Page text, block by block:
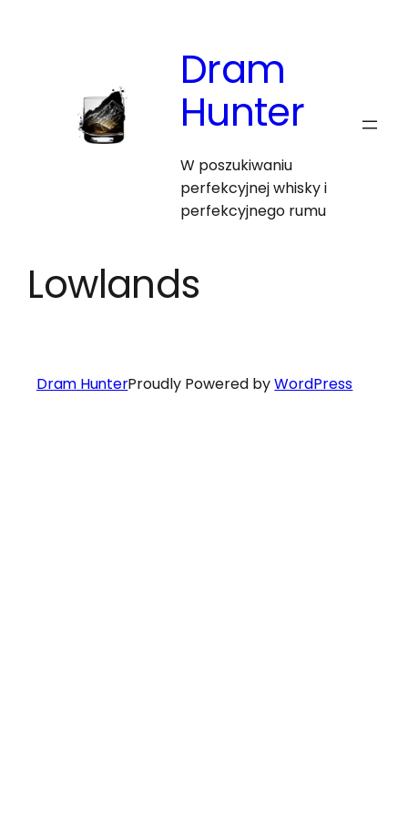
Dram
Hunter
W poszukiwaniu
perfekcyjnej whisky i
perfekcyjnego rumu
Lowlands
Dram HunterProudly Powered byWordPress